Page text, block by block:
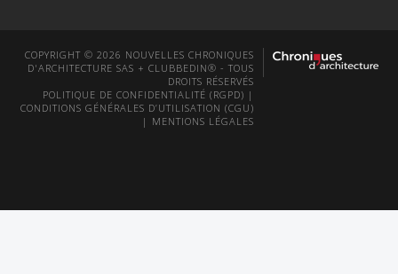
COPYRIGHT © 2026 NOUVELLES CHRONIQUES
D'ARCHITECTURE SAS + CLUBBEDIN® - TOUS
DROITS RÉSERVÉS
POLITIQUE DE CONFIDENTIALITÉ (RGPD) |
CONDITIONS GÉNÉRALES D’UTILISATION (CGU)
| MENTIONS LÉGALES